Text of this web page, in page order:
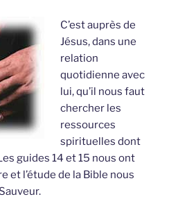
C’est auprès de
Jésus, dans une
relation
quotidienne avec
lui, qu’il nous faut
chercher les
ressources
spirituelles dont
guides 14 et 15 nous ont
et l’étude de la Bible nous